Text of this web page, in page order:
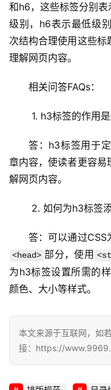
C
D
N
维
l
i
u
运
和h6，这些标签分别表
级别，h6表示最低级
次结构合理使用这些
理解网页内容。
相关问答FAQs：
1. h3标签的作用是
答：h3标签用于
章内容，使读者更容易
解网页内容。
2. 如何为h3标签
答：可以通过
<head> 部分，使用
为h3标签设置所需的
颜色、大小等样式。
本文来源于互联网，如
接：https://